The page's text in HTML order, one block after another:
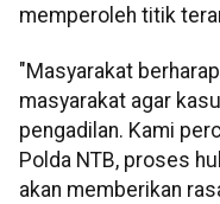
memperoleh titik
"Masyarakat
masyarakat agar
pengadilan. Kami
Polda NTB, proses
akan memberikan